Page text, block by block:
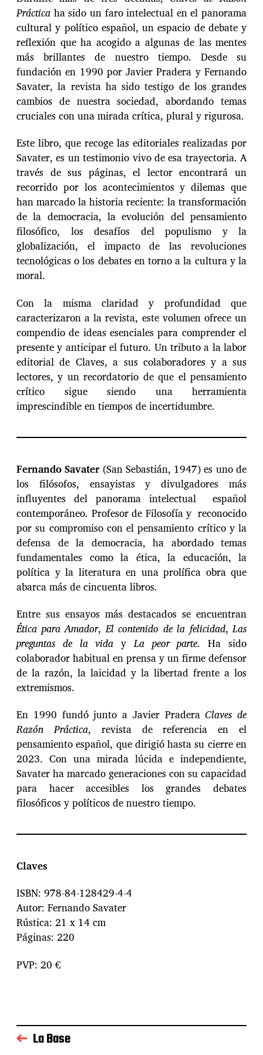
Práctica ha sido un faro intelectual en el panorama
cultural y político español, un espacio de debate y
reflexión que ha acogido a algunas de las mentes
más brillantes de nuestro tiempo. Desde su
fundación en 1990 por Javier Pradera y Fernando
Savater, la revista ha sido testigo de los grandes
cambios de nuestra sociedad, abordando temas
cruciales con una mirada crítica, plural y rigurosa.
Este libro, que recoge las editoriales realizadas por
Savater, es un testimonio vivo de esa trayectoria. A
través de sus páginas, el lector encontrará un
recorrido por los acontecimientos y dilemas que
han marcado la historia reciente: la transformación
de la democracia, la evolución del pensamiento
filosófico, los desafíos del populismo y la
globalización, el impacto de las revoluciones
tecnológicas o los debates en torno a la cultura y la
moral.
Con la misma claridad y profundidad que
caracterizaron a la revista, este volumen ofrece un
compendio de ideas esenciales para comprender el
presente y anticipar el futuro. Un tributo a la labor
editorial de Claves, a sus colaboradores y a sus
lectores, y un recordatorio de que el pensamiento
crítico sigue siendo una herramienta
imprescindible en tiempos de incertidumbre.
Fernando Savater(San Sebastián, 1947) es uno de
los filósofos, ensayistas y divulgadores más
influyentes del panorama intelectual español
contemporáneo. Profesor de Filosofía y reconocido
por su compromiso con el pensamiento crítico y la
defensa de la democracia, ha abordado temas
fundamentales como la ética, la educación, la
política y la literatura en una prolífica obra que
abarca más de cincuenta libros.
Entre sus ensayos más destacados se encuentran
Ética para Amador,El contenido de la felicidad,Las
preguntas de la vida yLa peor parte. Ha sido
colaborador habitual en prensa y un firme defensor
de la razón, la laicidad y la libertad frente a los
extremismos.
En 1990 fundó junto a Javier PraderaClaves de
Razón Práctica, revista de referencia en el
pensamiento español, que dirigió hasta su cierre en
2023. Con una mirada lúcida e independiente,
Savater ha marcado generaciones con su capacidad
para hacer accesibles los grandes debates
filosóficos y políticos de nuestro tiempo.
Claves
ISBN: 978-84-128429-4-4
Autor: Fernando Savater
Rústica: 21 x 14 cm
Páginas: 220
PVP: 20 €
La Base